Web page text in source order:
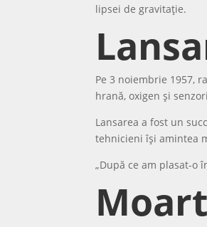
lipsei de gravitație.
Pe 3 noiembrie 1957,
hrană, oxigen și
Lansarea a fost un
tehnicieni își amintea
„După ce am plasat-o